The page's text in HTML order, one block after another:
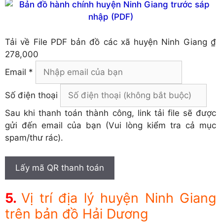
Tải về File PDF bản đồ các xã huyện Ninh Giang ₫
278,000
Email *
Số điện thoại
Sau khi thanh toán thành công, link tải file sẽ được
gửi đến email của bạn (Vui lòng kiểm tra cả mục
spam/thư rác).
Lấy mã QR thanh toán
Vị trí địa lý huyện Ninh Giang
trên bản đồ Hải Dương